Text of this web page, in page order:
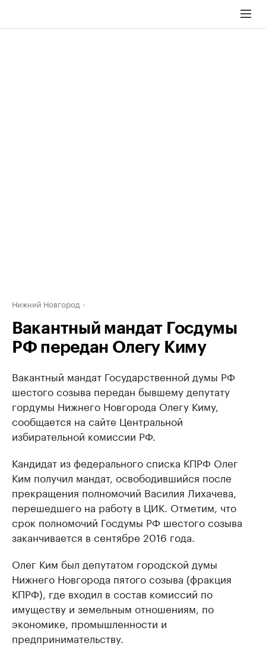
Нижний Новгород
Вакантный мандат Госдумы
РФ передан Олегу Киму
Вакантный мандат Государственной думы РФ
шестого созыва передан бывшему депутату
гордумы Нижнего Новгорода Олегу Киму,
сообщается на сайте Центральной
избирательной комиссии РФ.
Кандидат из федерального списка КПРФ Олег
Ким получил мандат, освободившийся после
прекращения полномочий Василия Лихачева,
перешедшего на работу в ЦИК. Отметим, что
срок полномочий Госдумы РФ шестого созыва
заканчивается в сентябре 2016 года.
Олег Ким был депутатом городской думы
Нижнего Новгорода пятого созыва (фракция
КПРФ), где входил в состав комиссий по
имуществу и земельным отношениям, по
экономике, промышленности и
предпринимательству.